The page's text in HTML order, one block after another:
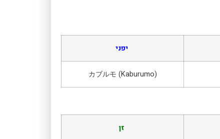
יפני
カブルモ (Kaburumo)
זן